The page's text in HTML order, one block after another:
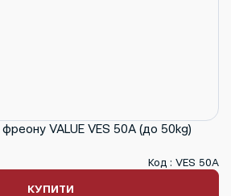
фреону VALUE VES 50А (до 50kg)
Код : VES 50А
КУПИТИ